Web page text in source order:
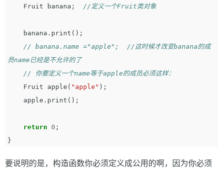
Fruit
banana ; //定义一个Fruit类对象
banana . print ();
// banana.name ="apple";  //这时候才改变banana的成
员name已经是不允许的了
// 你要定义一个name等于apple的成员必须这样：
Fruit
apple ( "apple" );
apple . print ();
return 0 ;
}
要说明的是，构造函数你必须定义成公用的啊，因为你必须